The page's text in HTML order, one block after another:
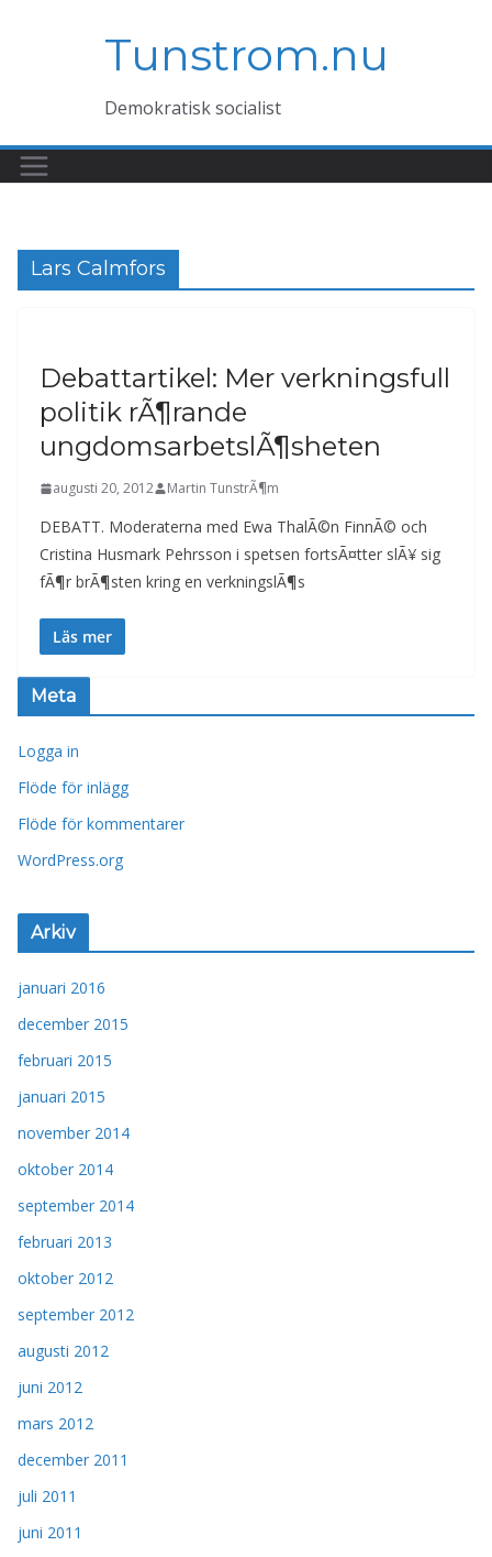
Tunstrom.nu
Demokratisk socialist
Lars Calmfors
Debattartikel: Mer verkningsfull
politik rÃ¶rande
ungdomsarbetslÃ¶sheten
augusti 20, 2012 Martin TunstrÃ¶m
DEBATT. Moderaterna med Ewa ThalÃ©n FinnÃ© och
Cristina Husmark Pehrsson i spetsen fortsÃ¤tter slÃ¥ sig
fÃ¶r brÃ¶sten kring en verkningslÃ¶s
Läs mer
Meta
Logga in
Flöde för inlägg
Flöde för kommentarer
WordPress.org
Arkiv
januari 2016
december 2015
februari 2015
januari 2015
november 2014
oktober 2014
september 2014
februari 2013
oktober 2012
september 2012
augusti 2012
juni 2012
mars 2012
december 2011
juli 2011
juni 2011